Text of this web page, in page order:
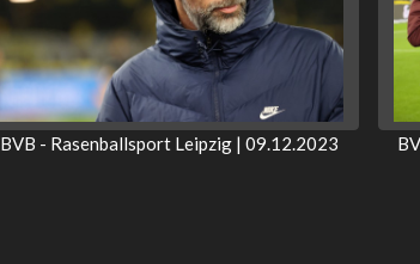
BVB - Rasenballsport Leipzig | 09.12.2023